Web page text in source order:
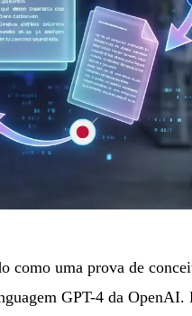
uma prova de
GPT-4 da